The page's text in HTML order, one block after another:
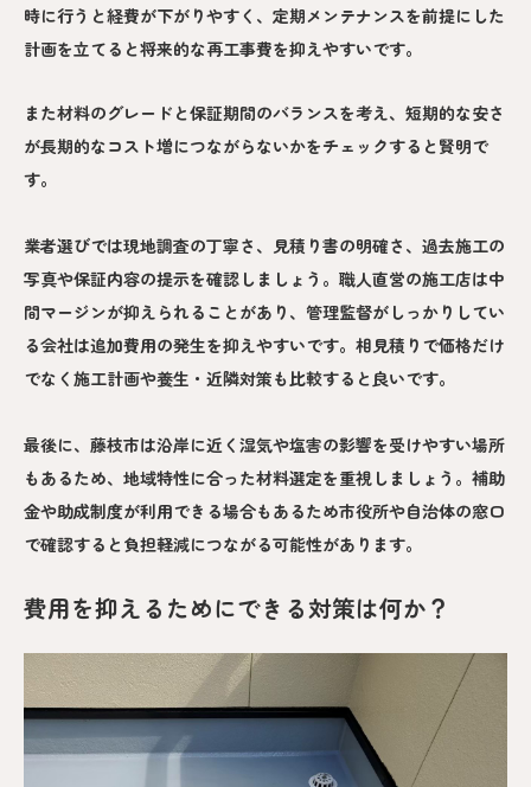
時に行うと経費が下がりやすく、定期メンテナンスを前提にした
計画を立てると将来的な再工事費を抑えやすいです。
また材料のグレードと保証期間のバランスを考え、短期的な安さ
が長期的なコスト増につながらないかをチェックすると賢明で
す。
業者選びでは現地調査の丁寧さ、見積り書の明確さ、過去施工の
写真や保証内容の提示を確認しましょう。職人直営の施工店は中
間マージンが抑えられることがあり、管理監督がしっかりしてい
る会社は追加費用の発生を抑えやすいです。相見積りで価格だけ
でなく施工計画や養生・近隣対策も比較すると良いです。
最後に、藤枝市は沿岸に近く湿気や塩害の影響を受けやすい場所
もあるため、地域特性に合った材料選定を重視しましょう。補助
金や助成制度が利用できる場合もあるため市役所や自治体の窓口
で確認すると負担軽減につながる可能性があります。
費用を抑えるためにできる対策は何か？